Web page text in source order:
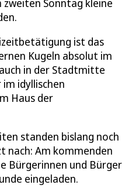
ist das
Kugeln absolut im
in der Stadtmitte
idyllischen
Haus der
standen bislang noch
nach: Am kommenden
Bürgerinnen und Bürger
eingeladen.